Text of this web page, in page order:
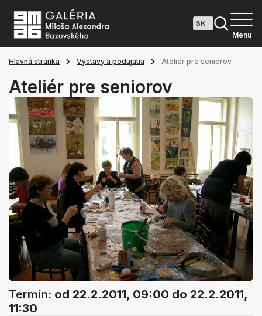
Menu
Hlavná stránka Výstavy a podujatia Ateliér pre seniorov
Ateliér pre seniorov
Termín: od 22.2.2011, 09:00 do 22.2.2011,
11:30